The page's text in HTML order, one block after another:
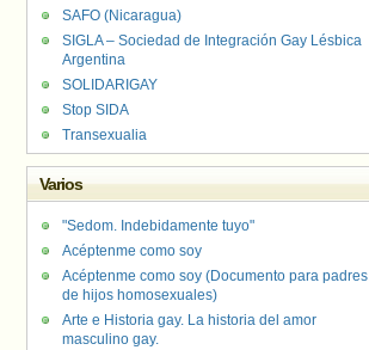
SAFO (Nicaragua)
SIGLA – Sociedad de Integración Gay Lésbica
Argentina
SOLIDARIGAY
Stop SIDA
Transexualia
Varios
"Sedom. Indebidamente tuyo"
Acéptenme como soy
Acéptenme como soy (Documento para padres
de hijos homosexuales)
Arte e Historia gay. La historia del amor
masculino gay.